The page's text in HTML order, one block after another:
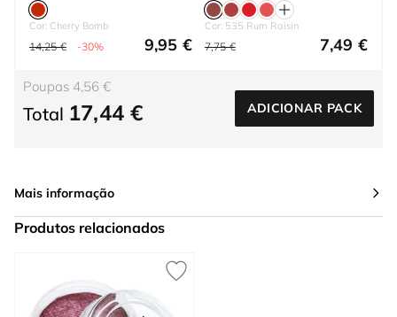
Cor: Cherry Bomb
14,25 € -30% 9,95 €
Cor: 535 Rum Raisin
7,75 € 7,49 €
Poupas 4,56 €
Total 17,44 € ADICIONAR PACK
Mais informação
Produtos relacionados